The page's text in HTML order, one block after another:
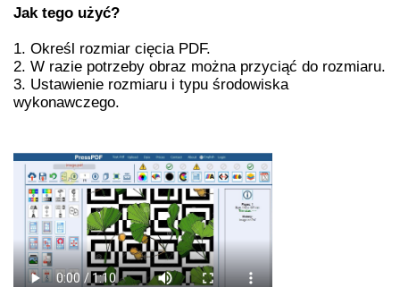
Jak tego użyć?
1. Określ rozmiar cięcia PDF.
2. W razie potrzeby obraz można przyciąć do rozmiaru.
3. Ustawienie rozmiaru i typu środowiska
wykonawczego.